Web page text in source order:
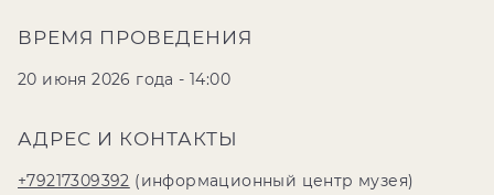
ВРЕМЯ ПРОВЕДЕНИЯ
20 июня 2026 года - 14:00
АДРЕС И КОНТАКТЫ
+79217309392 (информационный центр музея)